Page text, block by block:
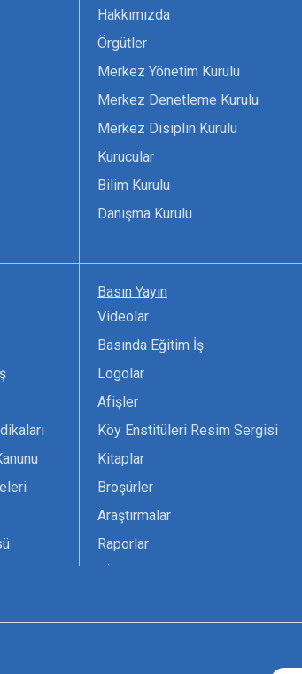
Hakkımızda
Örgütler
Merkez Yönetim Kurulu
Merkez Denetleme Kurulu
Merkez Disiplin Kurulu
Kurucular
Bilim Kurulu
Danışma Kurulu
Basın Yayın
Videolar
Basında Eğitim İş
Logolar
Afişler
Köy Enstitüleri Resim Sergisi
Kitaplar
Broşürler
Araştırmalar
Raporlar
Pankartlar